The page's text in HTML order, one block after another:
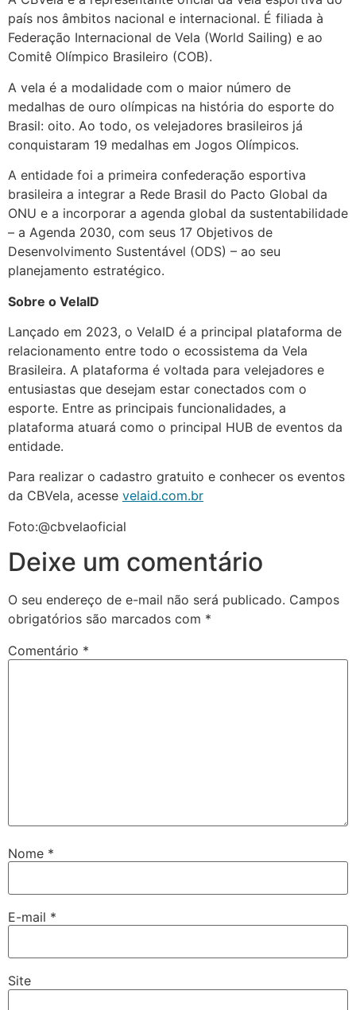
país nos âmbitos nacional e internacional. É filiada à
Federação Internacional de Vela (World Sailing) e ao
Comitê Olímpico Brasileiro (COB).
A vela é a modalidade com o maior número de
medalhas de ouro olímpicas na história do esporte do
Brasil: oito. Ao todo, os velejadores brasileiros já
conquistaram 19 medalhas em Jogos Olímpicos.
A entidade foi a primeira confederação esportiva
brasileira a integrar a Rede Brasil do Pacto Global da
ONU e a incorporar a agenda global da sustentabilidade
– a Agenda 2030, com seus 17 Objetivos de
Desenvolvimento Sustentável (ODS) – ao seu
planejamento estratégico.
Sobre o VelaID
Lançado em 2023, o VelaID é a principal plataforma de
relacionamento entre todo o ecossistema da Vela
Brasileira. A plataforma é voltada para velejadores e
entusiastas que desejam estar conectados com o
esporte. Entre as principais funcionalidades, a
plataforma atuará como o principal HUB de eventos da
entidade.
Para realizar o cadastro gratuito e conhecer os eventos
da CBVela, acesse velaid.com.br
Foto:@cbvelaoficial
Deixe um comentário
O seu endereço de e-mail não será publicado. Campos
obrigatórios são marcados com *
Comentário *
Nome *
E-mail *
Site